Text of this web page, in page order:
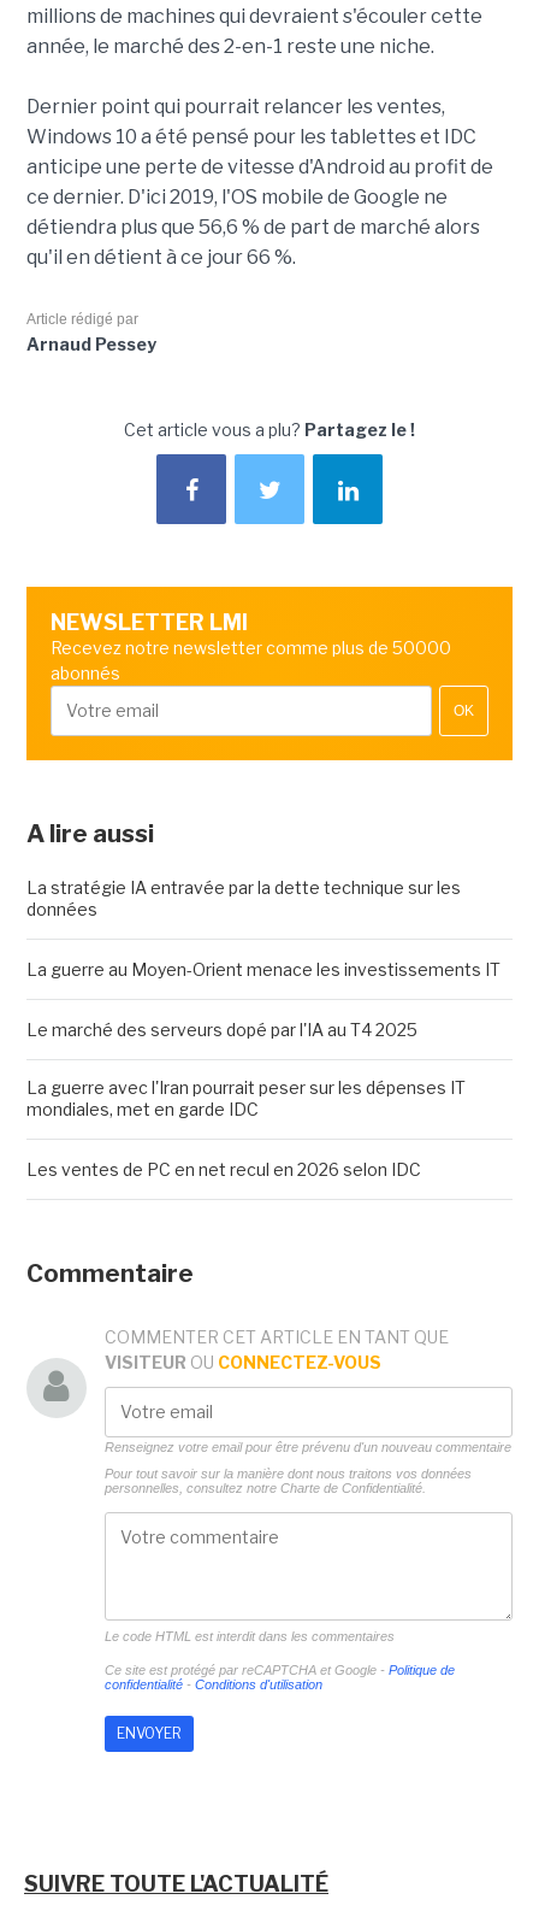
millions de machines qui devraient s'écouler cette
année, le marché des 2-en-1 reste une niche.
Dernier point qui pourrait relancer les ventes,
Windows 10 a été pensé pour les tablettes et IDC
anticipe une perte de vitesse d'Android au profit de
ce dernier. D'ici 2019, l'OS mobile de Google ne
détiendra plus que 56,6 % de part de marché alors
qu'il en détient à ce jour 66 %.
Article rédigé par
Arnaud Pessey
Cet article vous a plu? Partagez le !
NEWSLETTER LMI
Recevez notre newsletter comme plus de 50000
abonnés
OK
A lire aussi
La stratégie IA entravée par la dette technique sur les
données
La guerre au Moyen-Orient menace les investissements IT
Le marché des serveurs dopé par l'IA au T4 2025
La guerre avec l'Iran pourrait peser sur les dépenses IT
mondiales, met en garde IDC
Les ventes de PC en net recul en 2026 selon IDC
Commentaire
COMMENTER CET ARTICLE EN TANT QUE
VISITEUR OU CONNECTEZ-VOUS
Renseignez votre email pour être prévenu d'un nouveau commentaire
Pour tout savoir sur la manière dont nous traitons vos données
personnelles, consultez notre Charte de Confidentialité.
Le code HTML est interdit dans les commentaires
Ce site est protégé par reCAPTCHA et Google - Politique de
confidentialité- Conditions d'utilisation
SUIVRE TOUTE L'ACTUALITÉ